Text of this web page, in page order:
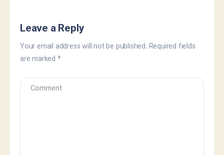
Leave a Reply
Your email address will not be published. Required fields
are marked *